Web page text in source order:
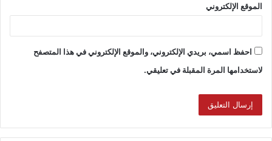
الموقع الإلكتروني
احفظ اسمي، بريدي الإلكتروني، والموقع الإلكتروني في هذا المتصفح
لاستخدامها المرة المقبلة في تعليقي.